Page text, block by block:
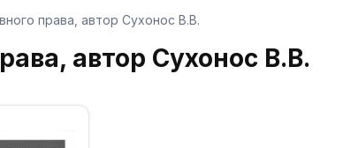
права, автор Сухонос В.В.
автор Сухонос В.В.